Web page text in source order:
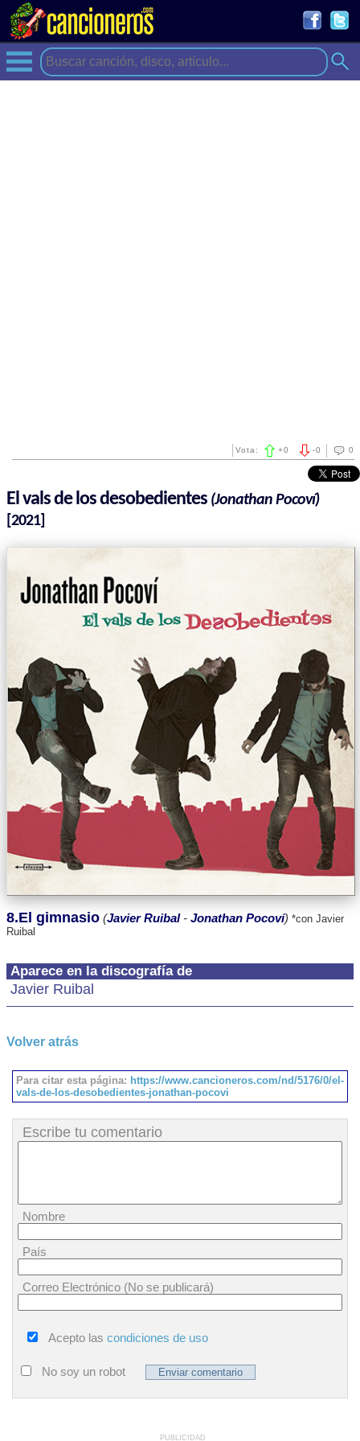
0
-0
Vota: +0
El vals de los desobedientes (Jonathan Pocoví)
[2021]
Aparece en la discografía de
Javier Ruibal
8.El gimnasio (Javier Ruibal- Jonathan Pocoví) *con Javier
Ruibal
Volver atrás
Para citar esta página: https://www.cancioneros.com/nd/5176/0/el-
vals-de-los-desobedientes-jonathan-pocovi
Escribe tu comentario
Nombre
País
Correo Electrónico (No se publicará)
Acepto las condiciones de uso
No soy un robot
PUBLICIDAD